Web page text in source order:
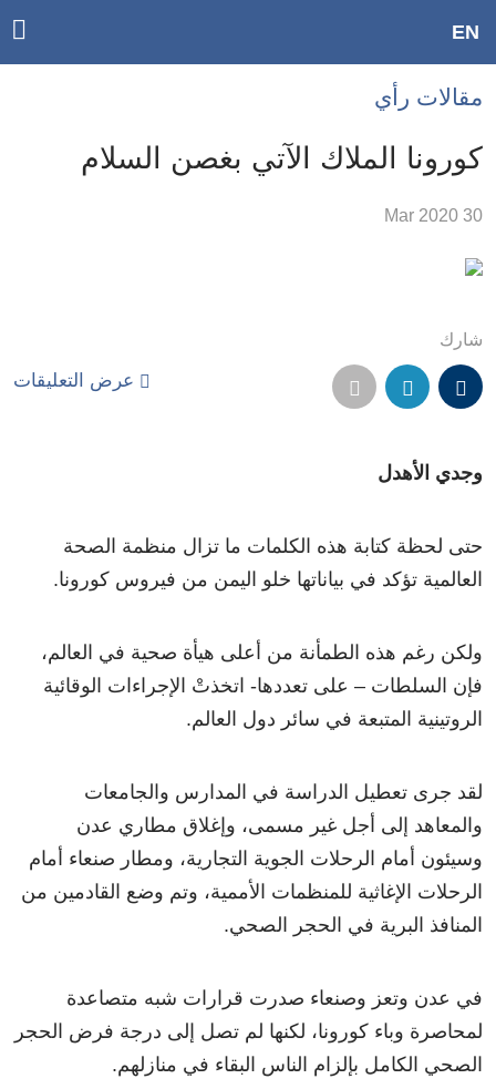
Accessibility
links
الرئيسي
to
Search
EN
مقالات رأي
كورونا الملاك الآتي بغصن السلام
30 Mar 2020
شارك
عرض التعليقات
وجدي الأهدل
حتى لحظة كتابة هذه الكلمات ما تزال منظمة الصحة
العالمية تؤكد في بياناتها خلو اليمن من فيروس كورونا.
ولكن رغم هذه الطمأنة من أعلى هيأة صحية في العالم،
فإن السلطات – على تعددها- اتخذتْ الإجراءات الوقائية
الروتينية المتبعة في سائر دول العالم.
لقد جرى تعطيل الدراسة في المدارس والجامعات
والمعاهد إلى أجل غير مسمى، وإغلاق مطاري عدن
وسيئون أمام الرحلات الجوية التجارية، ومطار صنعاء أمام
الرحلات الإغاثية للمنظمات الأممية، وتم وضع القادمين من
المنافذ البرية في الحجر الصحي.
في عدن وتعز وصنعاء صدرت قرارات شبه متصاعدة
لمحاصرة وباء كورونا، لكنها لم تصل إلى درجة فرض الحجر
الصحي الكامل بإلزام الناس البقاء في منازلهم.